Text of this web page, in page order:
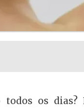
os dias?